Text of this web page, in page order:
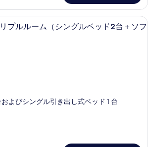
セーフティボックス (室内)、遮光カ
プルルーム（シングルベッド2台＋ソフ
よびシングル引き出し式ベッド 1 台